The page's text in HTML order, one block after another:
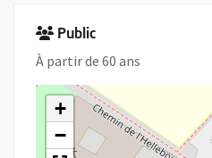
Public
À partir de 60 ans
+
−